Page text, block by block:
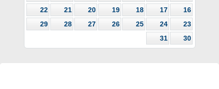
16
17
18
19
20
21
22
23
24
25
26
27
28
29
30
31